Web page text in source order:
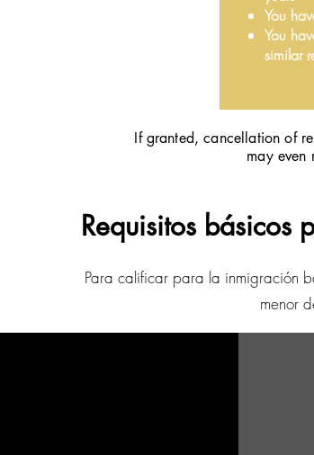
You
You
similar
If granted, cancellation of
may even
Requisitos
Para calificar para la inmigración
menor